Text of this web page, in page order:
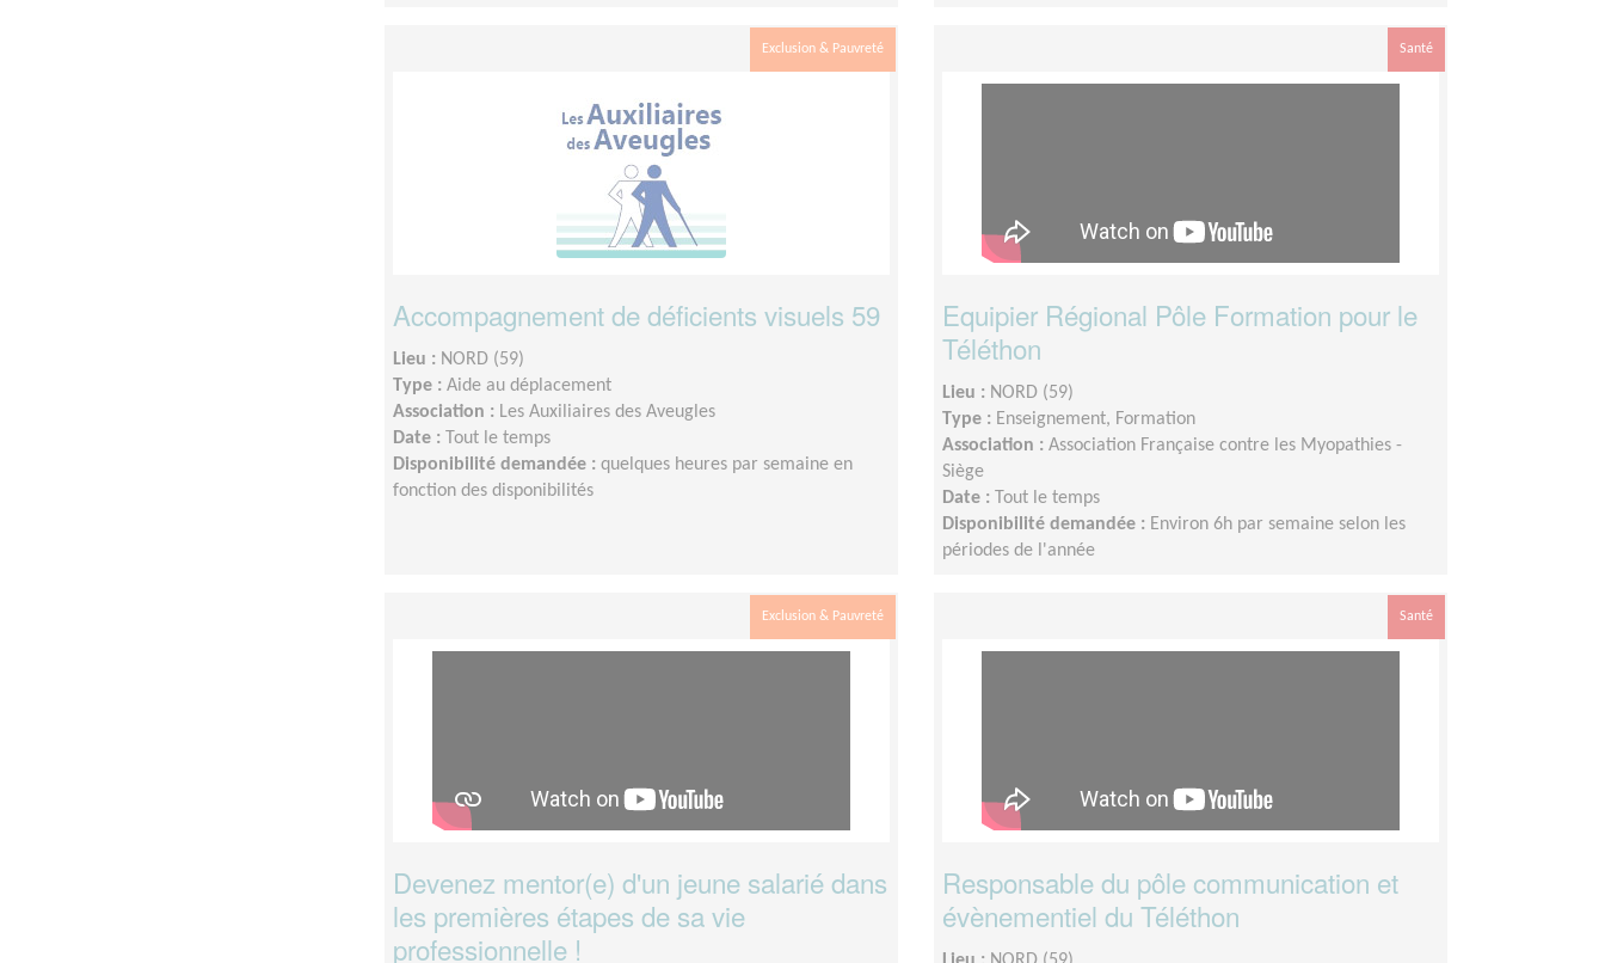
Exclusion & Pauvreté
Accompagnement de déficients visuels 59
Lieu : NORD (59)
Type : Aide au déplacement
Association : Les Auxiliaires des Aveugles
Date :
Tout le temps
Disponibilité demandée : quelques heures par semaine en
fonction des disponibilités
Santé
Equipier Régional Pôle Formation pour le
Téléthon
Lieu : NORD (59)
Type : Enseignement, Formation
Association : Association Française contre les Myopathies -
Siège
Date :
Tout le temps
Disponibilité demandée : Environ 6h par semaine selon les
périodes de l'année
Exclusion & Pauvreté
Devenez mentor(e) d'un jeune salarié dans
les premières étapes de sa vie
professionnelle !
Santé
Responsable du pôle communication et
évènementiel du Téléthon